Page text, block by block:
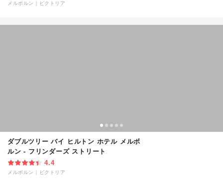
メルボルン ビクトリア
ダブルツリー バイ ヒルトン ホテル メルボ
ルン - フリンダーズ ストリート
4.4
メルボルン ビクトリア